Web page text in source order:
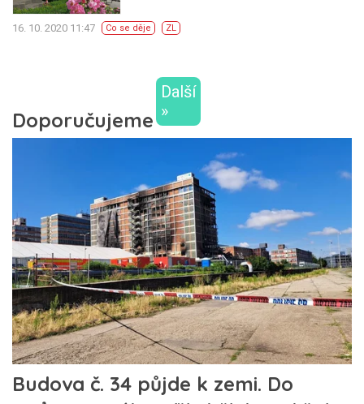
16. 10. 2020 11:47 Co se děje ZL
Další
»